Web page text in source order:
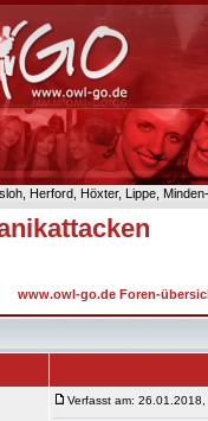
Herford, Höxter, Lippe,
www.owl-go.de Foren-
Verfasst am: